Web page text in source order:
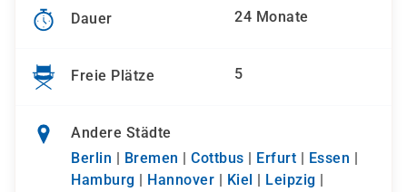
Dauer 24 Monate
Freie Plätze 5
Andere Städte
Berlin
Bremen Cottbus Erfurt Essen
Hamburg
Hannover Kiel Leipzig